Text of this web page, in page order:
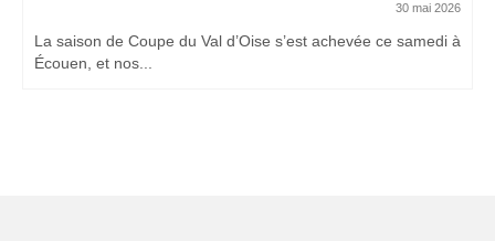
30 mai 2026
La saison de Coupe du Val d’Oise s’est achevée ce samedi à
Écouen, et nos...